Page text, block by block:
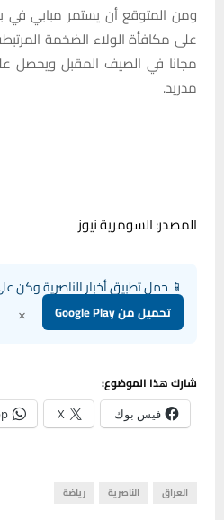
ومن المتوقع أن يستمر مبابي في
على مكافأة الولاء الضخمة
مجانا في الصيف المقبل ويحصل
مدريد.
المصدر: السومرية نيوز
📱 حمل تطبيق أخبار الناصرية وكن
تحميل من Google Play ×
شارك هذا الموضوع:
فيس بوك X
العراق الناصرية رياضة